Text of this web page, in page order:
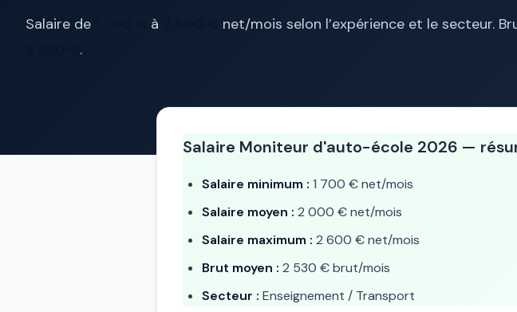
Salaire de à
net/mois selon l’expérience et le secteur.
.
Salaire Moniteur d'auto-école 2026 —
Salaire minimum : 1 700 € net/mois
Salaire moyen : 2 000 € net/mois
Salaire maximum : 2 600 € net/mois
Brut moyen : 2 530 € brut/mois
Secteur : Enseignement / Transport